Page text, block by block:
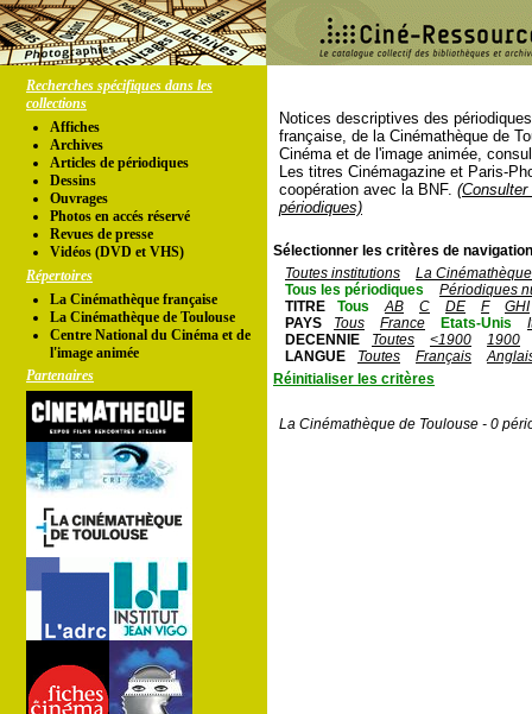
Recherches spécifiques dans les
collections
Affiches
Archives
Articles de périodiques
Dessins
Ouvrages
Photos en accés réservé
Revues de presse
Vidéos (DVD et VHS)
Répertoires
La Cinémathèque française
La Cinémathèque de Toulouse
Centre National du Cinéma et de
l'image animée
Partenaires
Notices descriptives des
française, de la Cinémathèque de
Cinéma et de l'image animée,
Les titres Cinémagazine et Paris-
coopération avec la BNF.
périodiques)
Sélectionner les critères de
Toutes institutions
La
Tous les périodiques
Périodiques
TITRE
Tous AB C DE F
GHI
PAYS
Tous France Etats-Unis
DECENNIE
Toutes <1900
1900
LANGUE
Toutes Français
Réinitialiser les critères
La Cinémathèque de Toulouse - 0